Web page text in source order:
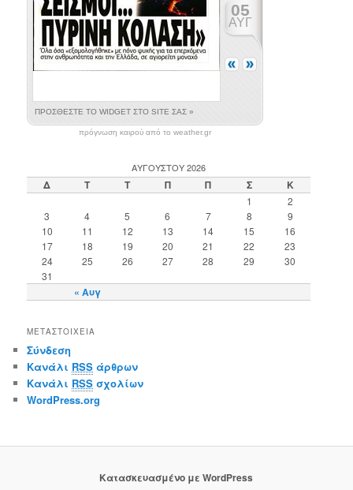
πρόγνωση καιρού από το weather.gr
ΑΥΓΟΎΣΤΟΥ 2026
Δ Τ Τ Π Π Σ Κ
« Αυγ
1
2
3
4 5 6 7 8
9
10
11 12 13 14 15
16
17
18 19 20 21 22
23
24
25 26 27 28 29
30
31
ΜΕΤΑΣΤΟΙΧΕΊΑ
Σύνδεση
Κανάλι RSS άρθρων
Κανάλι RSS σχολίων
WordPress.org
Κατασκευασμένο με WordPress